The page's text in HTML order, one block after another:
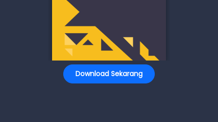
Download Sekarang